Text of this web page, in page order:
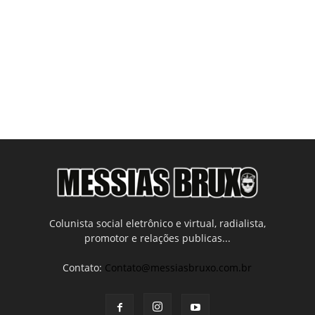
Colunista social eletrônico e virtual, radialista,
promotor e relações publicas...
Contato: Contato@messiasbruxo.com.br